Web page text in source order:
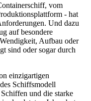
vom
- hat
Und dazu
auf besondere
Aufbau oder
sind oder sogar durch
einzigartigen
Schiffsmodell
und die starke